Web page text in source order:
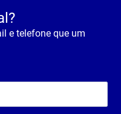
e telefone que um